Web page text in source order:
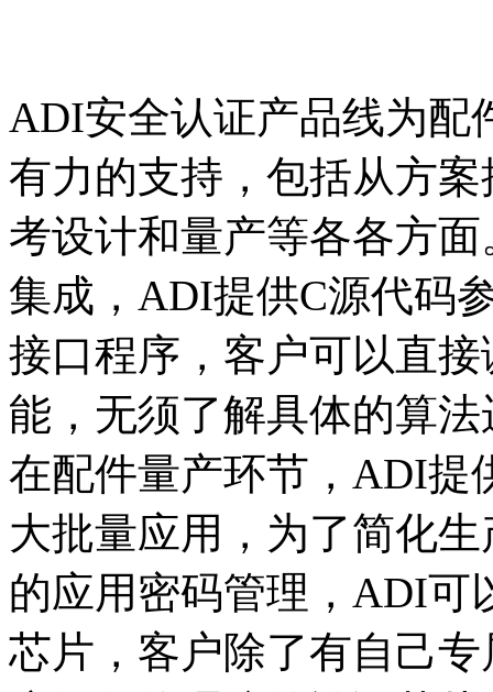
ADI安全认证产品线为配
有力的支持，包括从方
考设计和量产等各各方
集成，ADI提供C源代码
接口程序，客户可以直
能，无须了解具体的算
在配件量产环节，ADI提
大批量应用，为了简化
的应用密码管理，ADI可
芯片，客户除了有自己